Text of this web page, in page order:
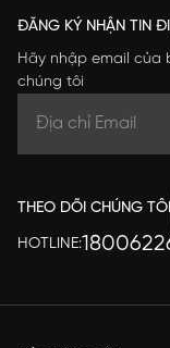
ĐĂNG KÝ NHẬN TIN
Hãy nhập email của
chúng tôi
THEO DÕI CHÚNG TÔI
HOTLINE: